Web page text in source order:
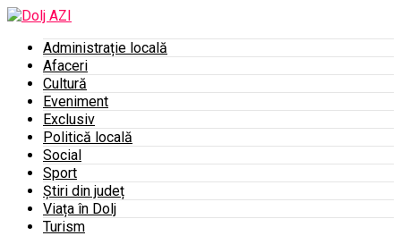
Administrație locală
Afaceri
Cultură
Eveniment
Exclusiv
Politică locală
Social
Sport
Știri din județ
Viața în Dolj
Turism